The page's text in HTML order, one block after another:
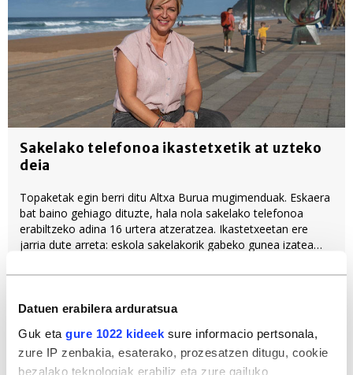
Datuen erabilera arduratsua
Guk eta gure 1022 kideek sure informacio pertsonala,
zure IP zenbakia, esaterako, prozesatzen ditugu, cookie
bezalako teknologiak erabiliz eta zure gailuko
Sakelako telefonoa ikastetxetik at uzteko
deia
Topaketak egin berri ditu Altxa Burua mugimenduak. Eskaera
bat baino gehiago dituzte, hala nola sakelako telefonoa
erabiltzeko adina 16 urtera atzeratzea. Ikastetxeetan ere
jarria dute arreta: eskola sakelakorik gabeko gunea izatea
BERRIArekin.
Elkarrizketak